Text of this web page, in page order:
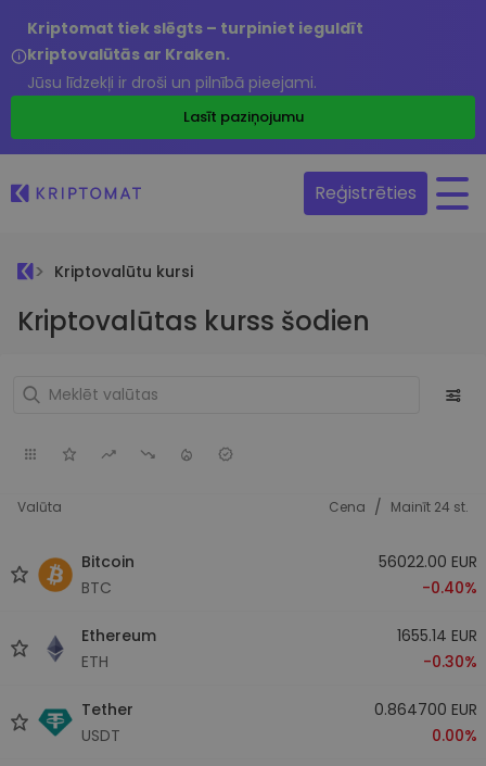
Kriptomat tiek slēgts – turpiniet ieguldīt
kriptovalūtās ar Kraken.
Jūsu līdzekļi ir droši un pilnībā pieejami.
Lasīt paziņojumu
Reģistrēties
Kriptovalūtu kursi
Kriptovalūtas kurss šodien
Valūta Cena / Mainīt 24 st.
Bitcoin
BTC
56022.00 EUR
-0.40%
Ethereum
ETH
1655.14 EUR
-0.30%
Tether
USDT
0.864700 EUR
0.00%